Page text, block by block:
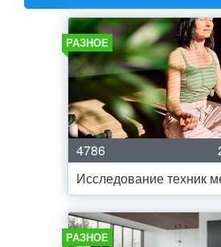
РАЗНОЕ
4786
Исследование техник
РАЗНОЕ